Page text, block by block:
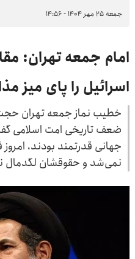
جمعه ۲۵ مهر ۱۴۰۴ - ۱۴:۵۶
امام جمعه تهران:
اسرائیل را پای میز
خطیب نماز جمعه تهران
ضعف تاریخی امت اسلامی
جهانی قدرتمند بودند،
نمی‌شد و حقوقشان لگدمال